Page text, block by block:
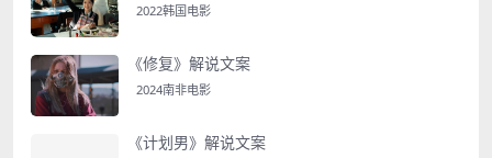
2022韩国电影
《修复》解说文案
2024南非电影
《计划男》解说文案